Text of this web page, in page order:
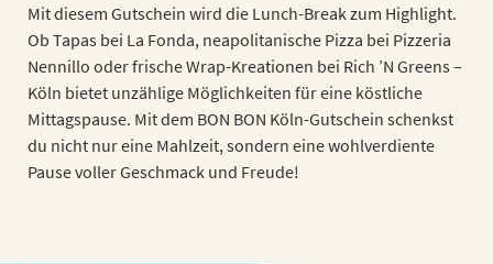
Mit diesem Gutschein wird die Lunch-Break zum Highlight.
Ob Tapas bei La Fonda, neapolitanische Pizza bei Pizzeria
Nennillo oder frische Wrap-Kreationen bei Rich ’N Greens –
Köln bietet unzählige Möglichkeiten für eine köstliche
Mittagspause. Mit dem BON BON Köln-Gutschein schenkst
du nicht nur eine Mahlzeit, sondern eine wohlverdiente
Pause voller Geschmack und Freude!